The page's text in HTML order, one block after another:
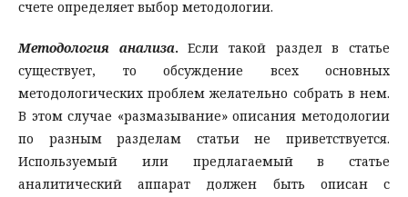
счете определяет выбор методологии.
Методология анализа. Если такой раздел в статье
существует, то обсуждение всех основных
методологических проблем желательно собрать в нем.
В этом случае «размазывание» описания методологии
по разным разделам статьи не приветствуется.
Используемый или предлагаемый в статье
аналитический аппарат должен быть описан с